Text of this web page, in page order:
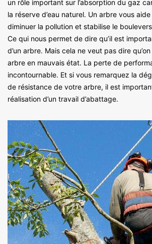
un rôle important sur l’absorption du gaz
la réserve d’eau naturel. Un arbre vous
diminuer la pollution et stabilise le
Ce qui nous permet de dire qu’il est
d’un arbre. Mais cela ne veut pas dire
arbre en mauvais état. La perte de
incontournable. Et si vous remarquez la
de résistance de votre arbre, il est
réalisation d’un travail d’abattage.